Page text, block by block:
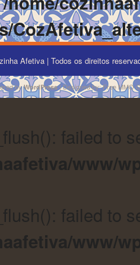
Afetiva | Todos os direitos
byWordPress| Designed by:Free MMO
failed to
www/
failed to
www/